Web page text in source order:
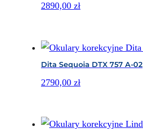
2890,00 zł
Dita Sequoia DTX 757 A-02
2790,00 zł